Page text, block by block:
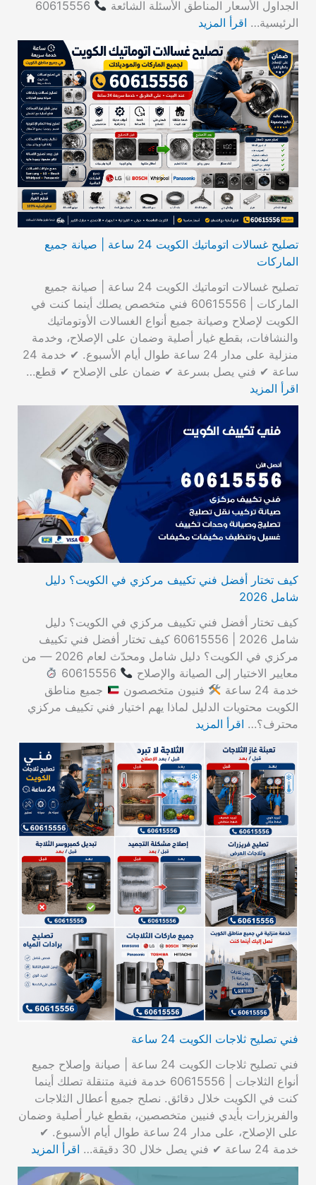
الجداول الأسعار المناطق الأسئلة الشائعة
60615556
الرئيسية… اقرأ المزيد
تصليح غسالات اتوماتيك الكويت 24 ساعة | صيانة جميع
الماركات
تصليح غسالات اتوماتيك الكويت 24 ساعة | صيانة جميع
الماركات | 60615556 فني متخصص يصلك أينما كنت في
الكويت لإصلاح وصيانة جميع أنواع الغسالات الأوتوماتيك
والنشافات، بقطع غيار أصلية وضمان على الإصلاح، وخدمة
منزلية على مدار 24 ساعة طوال أيام الأسبوع. ✔ خدمة 24
ساعة ✔ فني يصل بسرعة ✔ ضمان على الإصلاح ✔ قطع…
اقرأ المزيد
كيف تختار أفضل فني تكييف مركزي في الكويت؟ دليل
شامل 2026
كيف تختار أفضل فني تكييف مركزي في الكويت؟ دليل
شامل 2026 | 60615556 كيف تختار أفضل فني تكييف
مركزي في الكويت؟ دليل شامل ومحدّث لعام 2026 — من
معايير الاختيار إلى الصيانة والإصلاح
خدمة 24 ساعة
فنيون متخصصون
جميع مناطق
الكويت محتويات الدليل لماذا يهم اختيار فني تكييف مركزي
محترف؟… اقرأ المزيد
فني تصليح ثلاجات الكويت 24 ساعة
فني تصليح ثلاجات الكويت 24 ساعة | صيانة وإصلاح جميع
أنواع الثلاجات | 60615556 خدمة فنية متنقلة تصلك أينما
كنت في الكويت خلال دقائق. نصلح جميع أعطال الثلاجات
والفريزرات بأيدي فنيين متخصصين، بقطع غيار أصلية وضمان
على الإصلاح، على مدار 24 ساعة طوال أيام الأسبوع. ✔
خدمة 24 ساعة ✔ فني يصل خلال 30 دقيقة…
اقرأ المزيد